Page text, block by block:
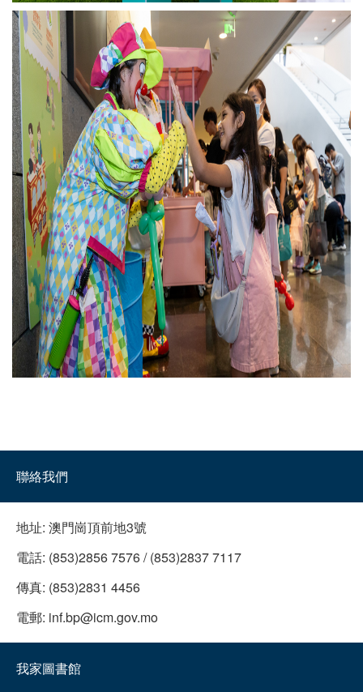
聯絡我們
地址: 澳門崗頂前地3號
電話: (853)2856 7576 / (853)2837 7117
傳真: (853)2831 4456
電郵: inf.bp@icm.gov.mo
我家圖書館